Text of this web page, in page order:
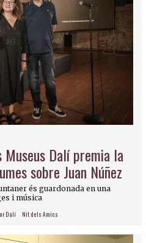
Dalí premia la
sobre Juan Núñez
és guardonada en una
i música
Dalí Nit dels Amics